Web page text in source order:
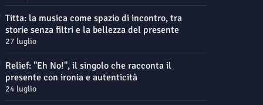
Titta: la musica come spazio di incontro, tra
storie senza filtri e la bellezza del presente
27 luglio
Relief: "Eh No!", il singolo che racconta il
presente con ironia e autenticità
24 luglio